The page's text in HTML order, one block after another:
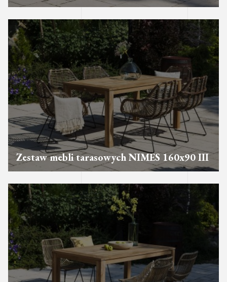
Zestaw mebli tarasowych NIMES 160x90 III